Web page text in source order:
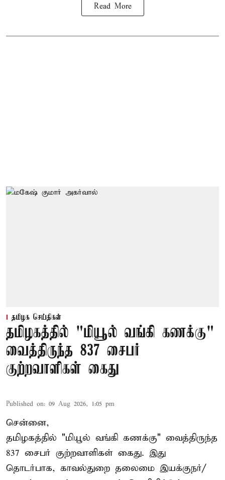
Read More
தமிழக செய்திகள்
தமிழகத்தில் "மியூல் வங்கி கணக்கு"
வைத்திருந்த 837 சைபர்
குற்றவாளிகள் கைது
Published on: 09 Aug 2026, 1:05 pm
சென்னை,
தமிழகத்தில் "மியூல் வங்கி கணக்கு" வைத்திருந்த
837 சைபர் குற்றவாளிகள் கைது. இது
தொடர்பாக, காவல்துறை தலைமை இயக்குநர்/